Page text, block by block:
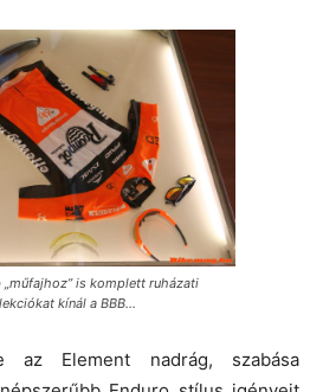
is komplett ruházati
kínál a BBB…
az Element nadrág, szabása